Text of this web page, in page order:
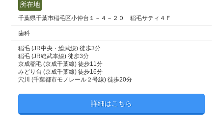
所在地
千葉県千葉市稲毛区小仲台１－４－２０ 稲毛サティ４Ｆ
歯科
稲毛 (JR中央・総武線) 徒歩3分
稲毛 (JR総武本線) 徒歩3分
京成稲毛 (京成千葉線) 徒歩11分
みどり台 (京成千葉線) 徒歩16分
穴川 (千葉都市モノレール２号線) 徒歩20分
詳細はこちら